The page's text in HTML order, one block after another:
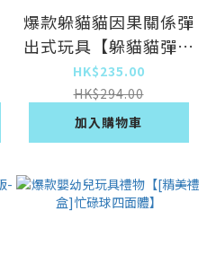
爆款躲貓貓因果關係彈
出式玩具【躲貓貓彈彈
樂[精美禮盒]】
HK$235.00
HK$294.00
加入購物車